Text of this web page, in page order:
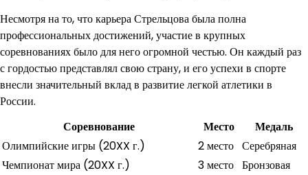
Несмотря на то, что карьера Стрельцова была полна
профессиональных достижений, участие в крупных
соревнованиях было для него огромной честью. Он каждый раз
с гордостью представлял свою страну, и его успехи в спорте
внесли значительный вклад в развитие легкой атлетики в
России.
Соревнование
Место
Медаль
Олимпийские игры (20XX г.)
2 место Серебряная
Чемпионат мира (20XX г.)
3 место Бронзовая